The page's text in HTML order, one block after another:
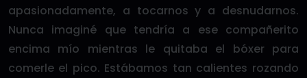
apasionadamente, a tocarnos y a desnudarnos.
Nunca imaginé que tendría a ese compañerito
encima mío mientras le quitaba el bóxer para
comerle el pico. Estábamos tan calientes rozando